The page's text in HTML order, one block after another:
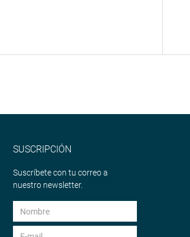
SUSCRIPCIÓN
Suscríbete con tu correo a
nuestro newsletter.